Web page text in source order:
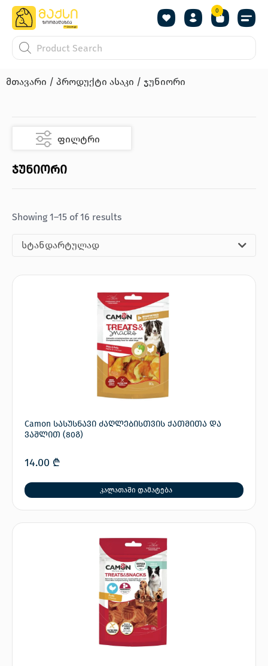
0
მთავარი / პროდუქტი ასაკი / ჯუნიორი
ფილტრი
ჯუნიორი
Showing 1–15 of 16 results
სტანდარტულად
Camon სასუსნავი ძაღლებისთვის ქათმითა და
ვაშლით (80გ)
14.00 ₾
კალათაში დამატება